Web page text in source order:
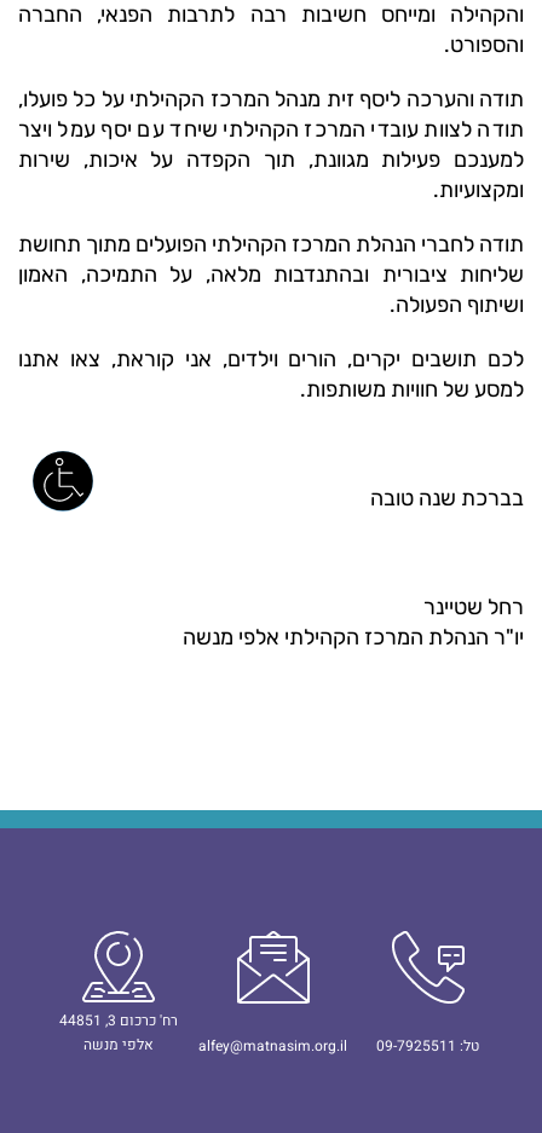
והקהילה ומייחס חשיבות רבה לתרבות הפנאי, החברה
והספורט.
תודה והערכה ליסף זית מנהל המרכז הקהילתי על כל פועלו,
תודה לצוות עובדי המרכז הקהילתי שיחד עם יסף עמל ויצר
למענכם פעילות מגוונת, תוך הקפדה על איכות, שירות
ומקצועיות.
תודה לחברי הנהלת המרכז הקהילתי הפועלים מתוך תחושת
שליחות ציבורית ובהתנדבות מלאה, על התמיכה, האמון
ושיתוף הפעולה.
לכם תושבים יקרים, הורים וילדים, אני קוראת, צאו אתנו
למסע של חוויות משותפות.
בברכת שנה טובה
רחל שטיינר
יו"ר הנהלת המרכז הקהילתי אלפי מנשה
טל: 09-7925511 alfey@matnasim.org.il
רח' כרכום 3, 44851
אלפי מנשה